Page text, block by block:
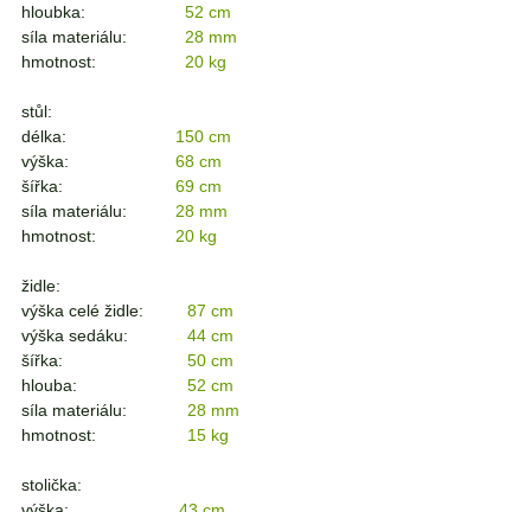
hloubka:
52 cm
síla materiálu:
28 mm
hmotnost:
20 kg
stůl:
délka:
150 cm
výška:
68 cm
šířka:
69 cm
síla materiálu:
28 mm
hmotnost:
20 kg
židle:
výška celé židle:
87 cm
výška sedáku:
44 cm
šířka:
50 cm
hlouba:
52 cm
síla materiálu:
28 mm
hmotnost:
15 kg
stolička: